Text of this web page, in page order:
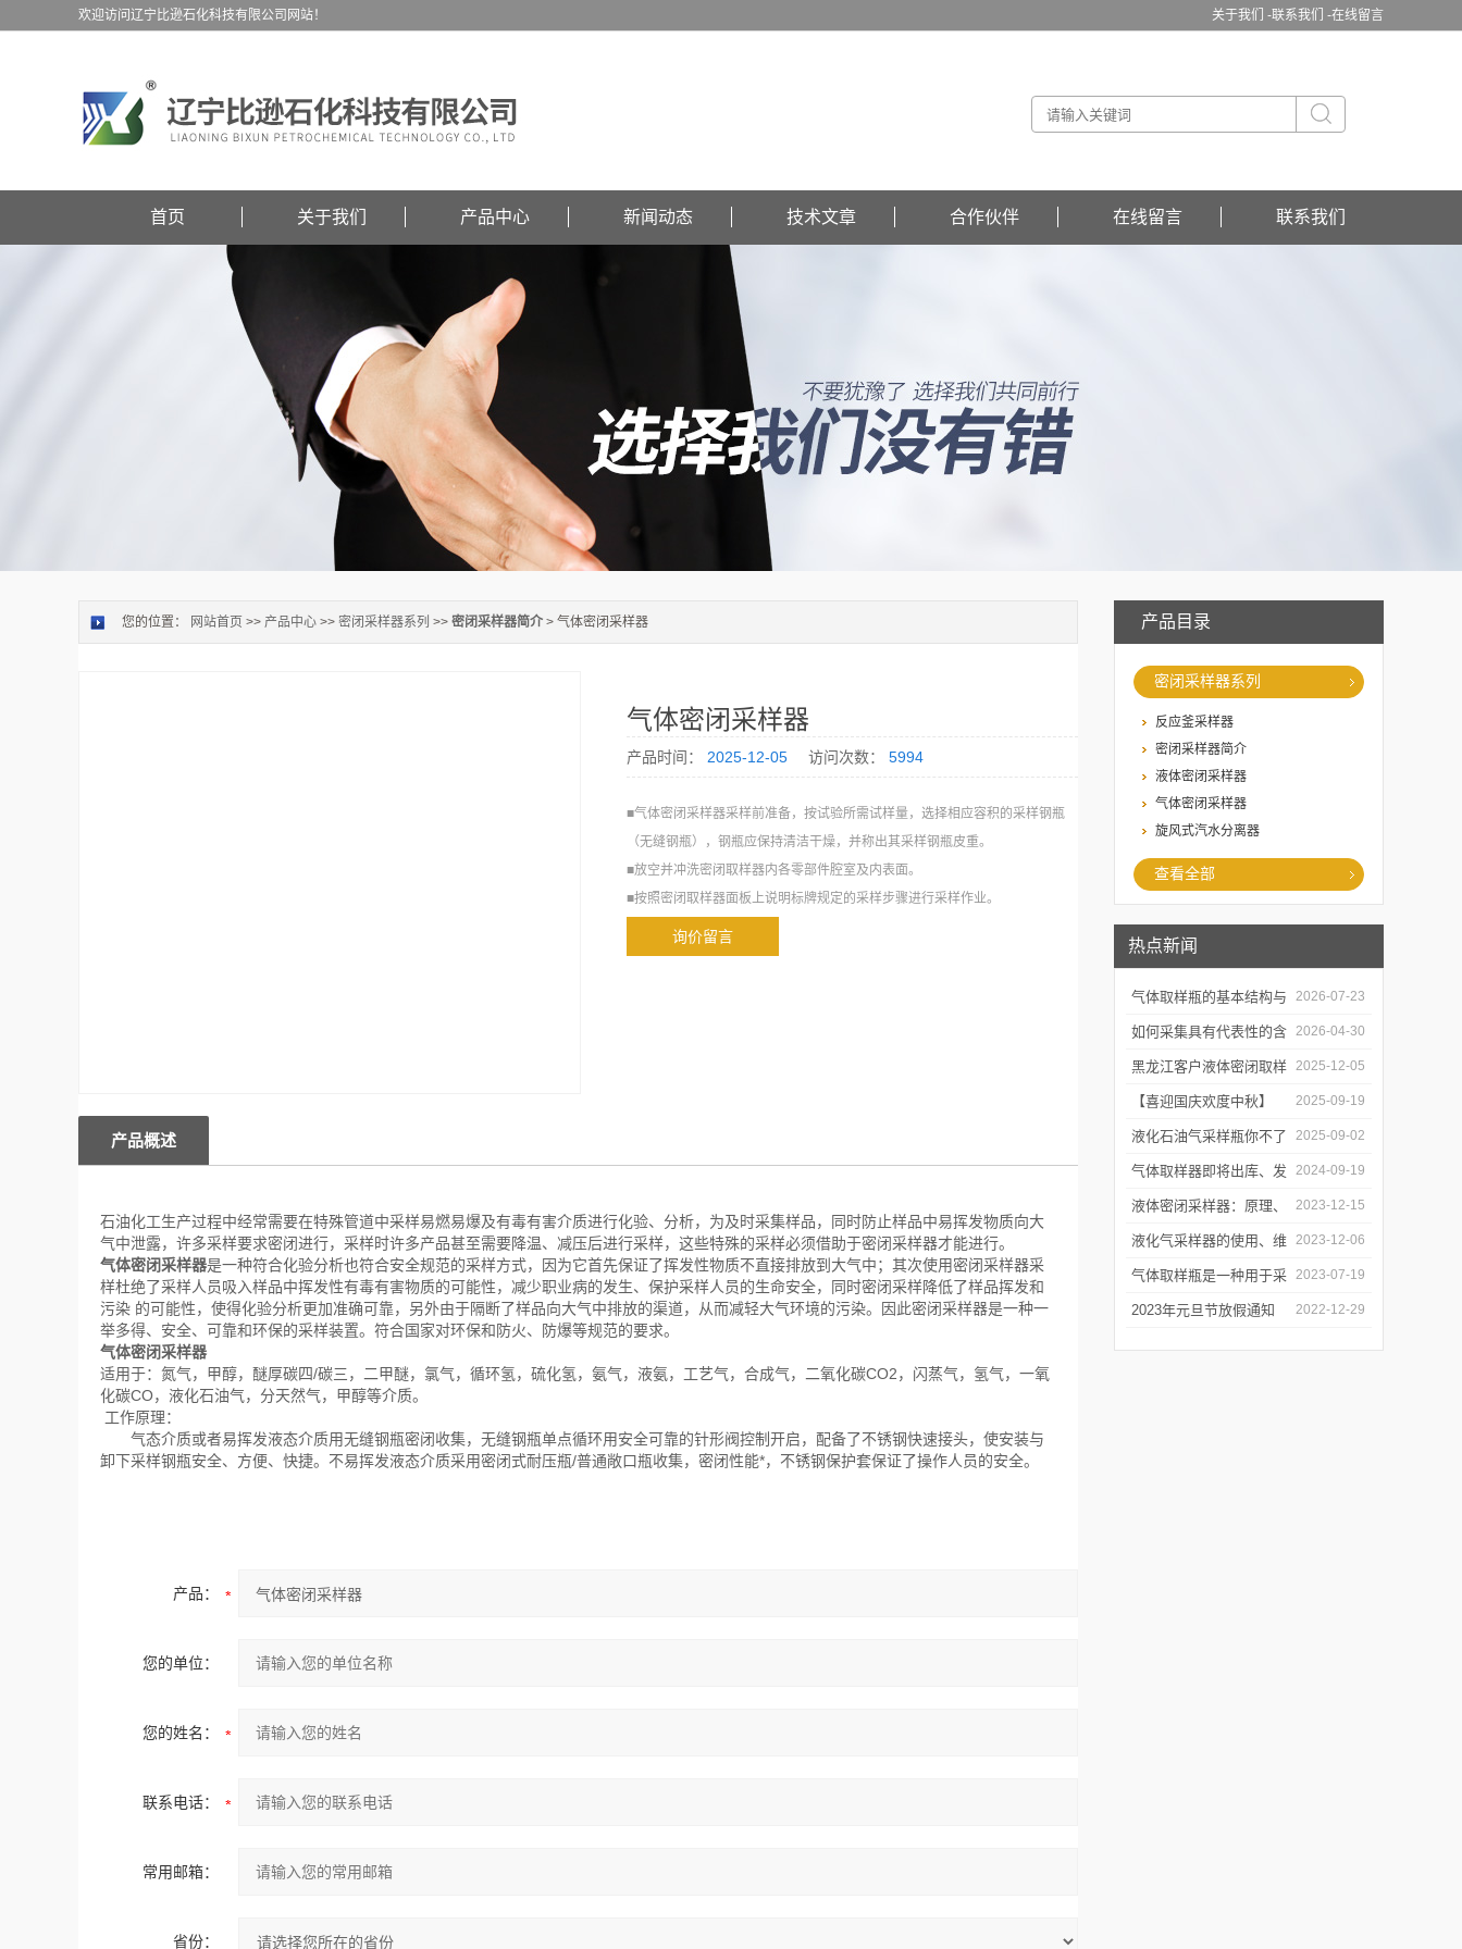
关于我们 -联系我们 -在线留言
欢迎访问辽宁比逊石化科技有限公司网站！
首页 关于我们 产品中心 新闻动态 技术文章 合作伙伴 在线留言 联系我们
产品目录
密闭采样器系列
反应釜采样器
密闭采样器简介
液体密闭采样器
气体密闭采样器
旋风式汽水分离器
查看全部
热点新闻
气体取样瓶的基本结构与
工作逻辑是什么？
2026-07-23
如何采集具有代表性的含
油水样？——石油类采水
器原理与使用
2026-04-30
黑龙江客户液体密闭取样
器项目顺利交付
2025-12-05
【喜迎国庆欢度中秋】
2025年国庆中秋放假通知
2025-09-19
液化石油气采样瓶你不了
解的知识！
2025-09-02
气体取样器即将出库、发
货！
2024-09-19
液体密闭采样器：原理、
应用和优势
2023-12-15
液化气采样器的使用、维
护与优化
2023-12-06
气体取样瓶是一种用于采
集、贮存和分析气体样品
2023-07-19
2023年元旦节放假通知 2022-12-29
您的位置： 网站首页 >> 产品中心 >> 密闭采样器系列 >> 密闭采样器简介 > 气体密闭采样器
气体密闭采样器
产品时间： 2025-12-05 访问次数： 5994
■气体密闭采样器采样前准备，按试验所需试样量，选择相应容积的采样钢瓶
（无缝钢瓶），钢瓶应保持清洁干燥，并称出其采样钢瓶皮重。
■放空并冲洗密闭取样器内各零部件腔室及内表面。
■按照密闭取样器面板上说明标牌规定的采样步骤进行采样作业。
■调整采样量：排出超过采样钢瓶容积80％的液相试样。采用称重法或者预留
容积管
询价留言
产品概述
石油化工生产过程中经常需要在特殊管道中采样易燃易爆及有毒有害介质进行化验、分析，为及时采集样品，同时防止样品中易挥发物质向大
气中泄露，许多采样要求密闭进行，采样时许多产品甚至需要降温、减压后进行采样，这些特殊的采样必须借助于密闭采样器才能进行。
气体密闭采样器是一种符合化验分析也符合安全规范的采样方式，因为它首先保证了挥发性物质不直接排放到大气中；其次使用密闭采样器采
样杜绝了采样人员吸入样品中挥发性有毒有害物质的可能性，减少职业病的发生、保护采样人员的生命安全，同时密闭采样降低了样品挥发和
污染 的可能性，使得化验分析更加准确可靠，另外由于隔断了样品向大气中排放的渠道，从而减轻大气环境的污染。因此密闭采样器是一种一
举多得、安全、可靠和环保的采样装置。符合国家对环保和防火、防爆等规范的要求。
气体密闭采样器
适用于：氮气，甲醇，醚厚碳四/碳三，二甲醚，氯气，循环氢，硫化氢，氨气，液氨，工艺气，合成气，二氧化碳CO2，闪蒸气，氢气，一氧
化碳CO，液化石油气，分天然气，甲醇等介质。
工作原理：
气态介质或者易挥发液态介质用无缝钢瓶密闭收集，无缝钢瓶单点循环用安全可靠的针形阀控制开启，配备了不锈钢快速接头，使安装与
卸下采样钢瓶安全、方便、快捷。不易挥发液态介质采用密闭式耐压瓶/普通敞口瓶收集，密闭性能*，不锈钢保护套保证了操作人员的安全。
产品：
您的单位：
您的姓名：
联系电话：
常用邮箱：
省份：